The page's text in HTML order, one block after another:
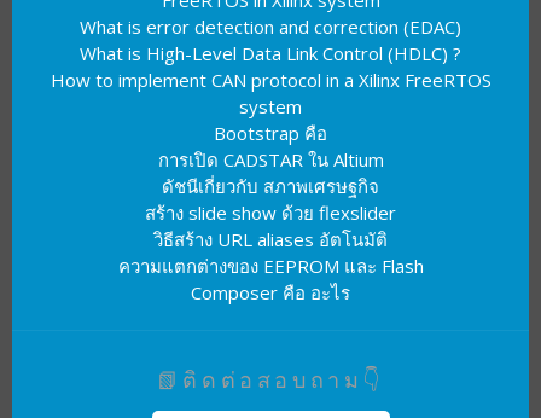
What is error detection and correction (EDAC)
What is High-Level Data Link Control (HDLC) ?
How to implement CAN protocol in a Xilinx FreeRTOS
system
Bootstrap คือ
การเปิด CADSTAR ใน Altium
ดัชนีเกี่ยวกับ สภาพเศรษฐกิจ
สร้าง slide show ด้วย flexslider
วิธีสร้าง URL aliases อัตโนมัติ
ความแตกต่างของ EEPROM และ Flash
Composer คือ อะไร
📗ติดต่อสอบถาม👇